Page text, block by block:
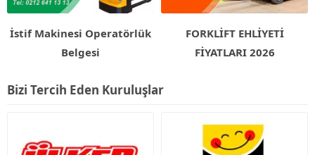
İstif Makinesi Operatörlük
Belgesi
FORKLİFT EHLİYETİ
FİYATLARI 2026
Bizi Tercih Eden Kuruluşlar